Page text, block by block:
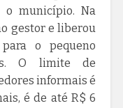
o município. Na
gestor e liberou
o pequeno
O limite de
informais é
é de até R$ 6